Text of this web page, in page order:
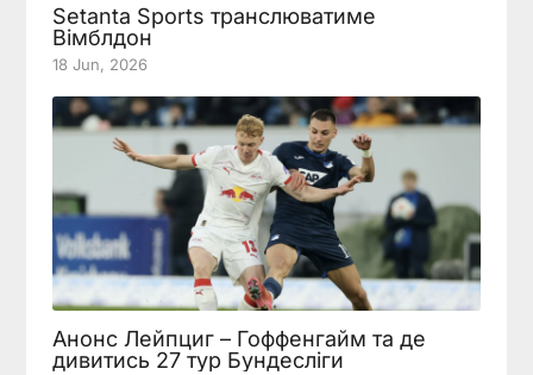
Setanta Sports транслюватиме
Вімблдон
18 Jun, 2026
Анонс Лейпциг – Гоффенгайм та де
дивитись 27 тур Бундесліги